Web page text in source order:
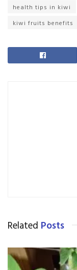
health tips in kiwi
kiwi fruits benefits
Related Posts